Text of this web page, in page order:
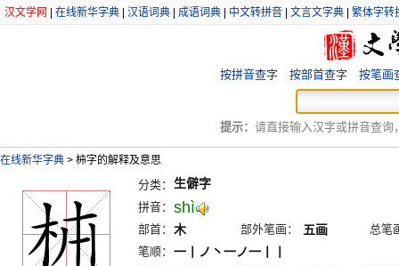
汉文学网 在线新华字典 汉语词典 成语词典 中文转拼音 文言文字典 繁体字转
按拼音查字 按部首查字 按笔画
提示： 请直接输入汉字或拼音查询
在线新华字典 > 枾字的解释及意思
分类： 生僻字
拼音： shì
部首： 木 部外笔画： 五画
总笔
笔顺： 一丨ノ丶一ノ一丨丨